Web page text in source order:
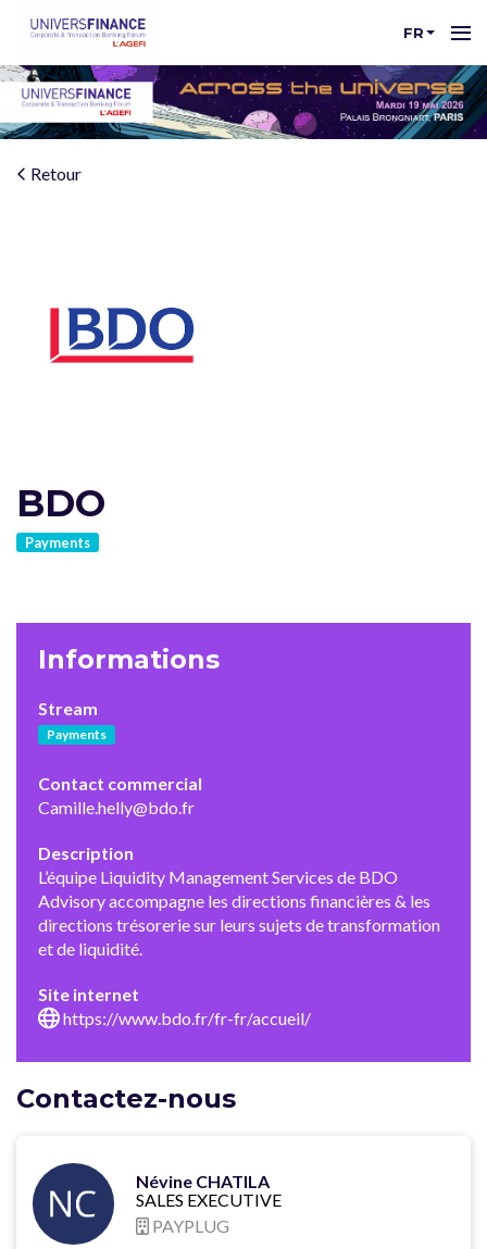
FR
Retour
BDO
Payments
Informations
Stream
Payments
Contact commercial
Camille.helly@bdo.fr
Description
L’équipe Liquidity Management Services de BDO
Advisory accompagne les directions financières & les
directions trésorerie sur leurs sujets de transformation
et de liquidité.
Site internet
https://www.bdo.fr/fr-fr/accueil/
Contactez-nous
Névine CHATILA
SALES EXECUTIVE
PAYPLUG